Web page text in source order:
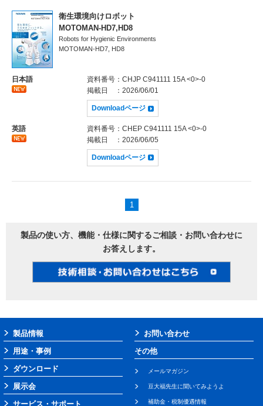
衛生環境向けロボット
MOTOMAN-HD7,HD8
Robots for Hygienic Environments
MOTOMAN-HD7, HD8
日本語 資料番号 ：CHJP C941111 15A <0>-0
掲載日
：2026/06/01
Downloadページ
英語 資料番号 ：CHEP C941111 15A <0>-0
掲載日
：2026/06/05
Downloadページ
1
製品の使い方、機能・仕様に関するご相談・お問い合わせに
お答えします。
製品情報
用途・事例
ダウンロード
展示会
サービス・サポート
お問い合わせ
その他
メールマガジン
豆大福先生に聞いてみようよ
補助金・税制優遇情報